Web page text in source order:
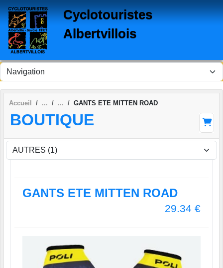
Cyclotouristes
Albertvillois
Accueil GANTS ETE MITTEN ROAD
BOUTIQUE
GANTS ETE MITTEN ROAD
29.34 €
Panneau de gestion des cookies